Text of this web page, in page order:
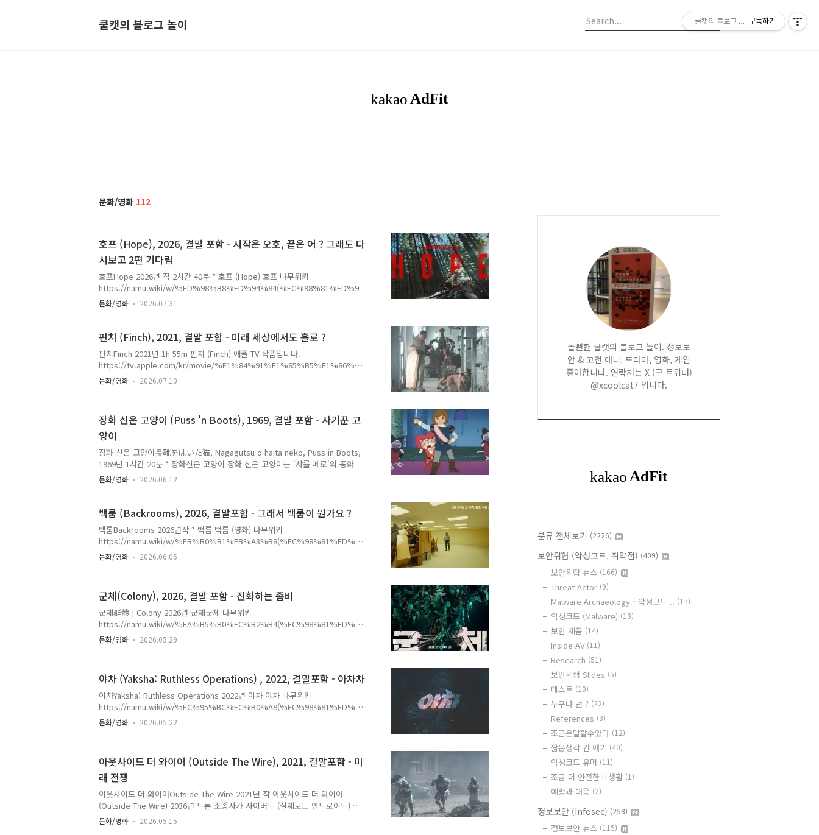
쿨캣의 블로그 놀이
문화/영화 112
호프 (Hope), 2026, 결말 포함 - 시작은 오호, 끝은 어 ? 그래도 다
시보고 2편 기다림
호프Hope 2026년 작 2시간 40분 * 호프 (Hope) 호프 나무위키
https://namu.wiki/w/%ED%98%B8%ED%94%84(%EC%98%81%ED%99
%94) 호프(영화)〈 추격자 〉, 〈 황해 〉, 〈 곡성 〉을 연출한 나홍진 감독의 4
번째 장편영화. 제79회 칸 영화제 경쟁namu.wiki
| Action, Drama, Horror2h 40m | 15www.imdb.com줄거리는 간단(?)합니다.
1970년대 혹은 1980년 대 휴전선 근처 호프항(지구가 아닐지도 모른다는 얘기
도 있지만 일단 대한민국) 마을에 괴생명체가 나타나 소를 죽였습니다.그리고, ..
문화/영화 2026.07.31
핀치 (Finch), 2021, 결말 포함 - 미래 세상에서도 홀로 ?
핀치Finch 2021년 1h 55m 핀치 (Finch) 애플 TV 작품입니다.
https://tv.apple.com/kr/movie/%E1%84%91%E1%85%B5%E1%86%AB
%E1%84%8E%E1%85%B5---finch/umc.cmc.47dkj9f2ho3h8dwxixflz65q5
Watch '핀치' - Finch - Apple TV폐허가 된 위험한 세상에 소중한 반려견, 갓 만
외출도 어렵게 오염된 지구 공학자로 보이는 '핀치'는 새로운 로봇을 개발 중입
니다.그런데, 뭔가 심상치 않은 대기 상태를 확인하고 이동을 결정합니..
문화/영화 2026.07.10
장화 신은 고양이 (Puss 'n Boots), 1969, 결말 포함 - 사기꾼 고
양이
장화 신은 고양이長靴をはいた猫, Nagagutsu o haita neko, Puss in Boots,
1969년 1시간 20분 * 장화신은 고양이 장화 신은 고양이는 '샤를 페로'의 동화입
니다.(이번에 처음 알았네요.) 장화 신은 고양이 나무위키
https://namu.wiki/w/%EC%9E%A5%ED%99%94%20%EC%8B%A0%EC
Le Maître chat ou le Chat botté 고양이 주인 또는 장화 신은 고양이 영어:
Puss innamu.wiki 1969년 일본에서 이 내용을 각색해 극장판으로 개봉했습니
다. 장화 신은 고양이 위키피디아
https://ko.wikipedia.org/wiki/%EC%9E%A..
문화/영화 2026.06.12
백룸 (Backrooms), 2026, 결말포함 - 그래서 백룸이 뭔가요 ?
백룸Backrooms 2026년작 * 백룸 백룸 (영화) 나무위키
https://namu.wiki/w/%EB%B0%B1%EB%A3%B8(%EC%98%81%ED%99
%94) 백룸(영화)케인 파슨스 의 〈 The Backrooms 시리즈 〉를 기반으로 한
미국 의 SF 공포 영화 . 시리즈의 제작namu.wiki
한 #백룸 입장하시겠습니까?ㅣ메인 예고편https://www.youtube.com/watch?
v=bxQiF2TnEnU 백룸 세계관 총정리(세계관이 꽤 넓은가 보네요...
문화/영화 2026.06.05
군체(Colony), 2026, 결말 포함 - 진화하는 좀비
군체群體 | Colony 2026년 군체군체 나무위키
https://namu.wiki/w/%EA%B5%B0%EC%B2%B4(%EC%98%81%ED%99
%94) 군체(영화)새로운 진화의 시작, 새로운 종(種)의 탄생 정체불명의 감염 사
태로 봉쇄된 건물 안, 고립된 생존자들이 예측할 수namu.wiki
v=FJ7uhPAAno8&pp=ygUQ6rWw7LK0IOyYiOqzoO2OuA%3D%3D 줄거리
서울 도심의 초고층 빌딩에서 정체불명의 집단 감염사태가 발생한다. 건물은 순
식간에 봉쇄되고, 그 안에 있던 사람들은 그대로 고립된다. 처음에는 짐승처럼
기어..
문화/영화 2026.05.29
야차 (Yaksha: Ruthless Operations) , 2022, 결말포함 - 아차차
야차Yaksha: Ruthless Operations 2022년 야차 야차 나무위키
https://namu.wiki/w/%EC%95%BC%EC%B0%A8(%EC%98%81%ED%99
%94) 야차(영화)전쟁같은 첩보작전이 시작된다! 2022년 4월 8일 에 공개된 프리
즌 감독 나현이 연출한 넷플릭스 오리지널namu.wiki 줄거리 북한 공작원하고도
데이터 삭제를 눌렀지만, 데이터가 전송됩니다. 국정원 간부는 일본 스파이였습
니다. 초기에 빠져나갔던 상인그룹 회장도 연류되었습니다. 야차는 살아있었고
새로운 사건으로 연락..
문화/영화 2026.05.22
아웃사이드 더 와이어 (Outside The Wire), 2021, 결말포함 - 미
래 전쟁
아웃사이드 더 와이어Outside The Wire 2021년 작 아웃사이드 더 와이어
(Outside The Wire) 2036년 드론 조종사가 사이버드 (실제로는 안드로이드) 상
사와 핵 무기를 찾는 얘기입니다. https://www.netflix.com/kr/title/81074110
아웃사이드 더 와이어, 지금 시청하세요 | 넷플릭스 공식 사이트가까운 미래, 치
문화/영화 2026.05.15
놀뻔한 쿨캣의 블로그 놀이. 정보보
안 & 고전 애니, 드라마, 영화, 게임
좋아합니다. 연락처는 X (구 트위터)
@xcoolcat7 입니다.
분류 전체보기 (2226)
보안위협 (악성코드, 취약점) (409)
보안위협 뉴스 (166)
Threat Actor (9)
Malware Archaeology - 악성코드 .. (17)
악성코드 (Malware) (18)
보안 제품 (14)
Inside AV (11)
Research (51)
보안위협 Slides (5)
테스트 (10)
누구냐 넌 ? (22)
References (3)
조금은말할수있다 (12)
짧은생각 긴 얘기 (40)
악성코드 유머 (11)
조금 더 안전한 IT생활 (1)
예방과 대응 (2)
정보보안 (Infosec) (258)
정보보안 뉴스 (115)
쿨캣의 블로그 놀이구독하기